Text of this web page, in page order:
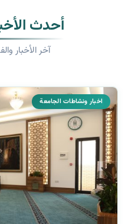
أحدث
آخر الأخبار
اخبار ونشاطات الجامعة